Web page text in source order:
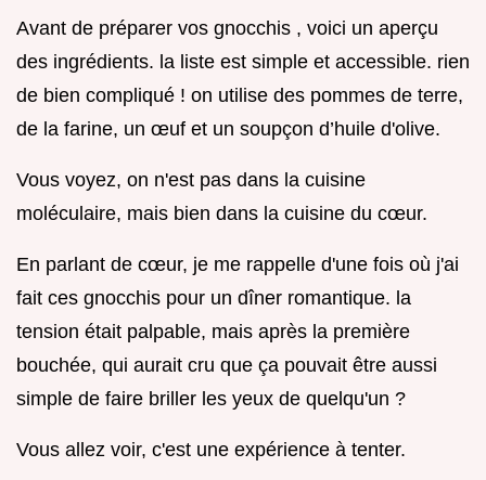
Avant de préparer vos gnocchis , voici un aperçu
des ingrédients. la liste est simple et accessible. rien
de bien compliqué ! on utilise des pommes de terre,
de la farine, un œuf et un soupçon d’huile d'olive.
Vous voyez, on n'est pas dans la cuisine
moléculaire, mais bien dans la cuisine du cœur.
En parlant de cœur, je me rappelle d'une fois où j'ai
fait ces gnocchis pour un dîner romantique. la
tension était palpable, mais après la première
bouchée, qui aurait cru que ça pouvait être aussi
simple de faire briller les yeux de quelqu'un ?
Vous allez voir, c'est une expérience à tenter.